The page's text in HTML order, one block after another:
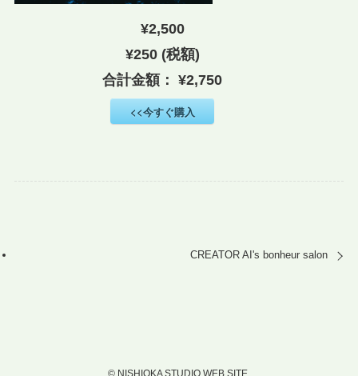
¥2,500
¥250 (税額)
合計金額：¥2,750
<<今すぐ購入
CREATOR AI's bonheur salon